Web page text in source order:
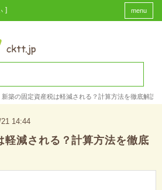
] menu
新築の固定資産税は軽減される？計算方法を徹底解説
14:44
軽減される？計算方法を徹底